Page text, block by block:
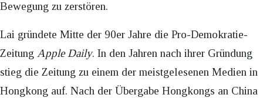
Bewegung zu zerstören.
Lai gründete Mitte der 90er Jahre die Pro-Demokratie-
Zeitung Apple Daily. In den Jahren nach ihrer Gründung
stieg die Zeitung zu einem der meistgelesenen Medien in
Hongkong auf. Nach der Übergabe Hongkongs an China